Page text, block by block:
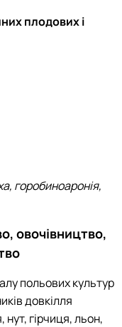
плодових і
горобиноаронія,
овочівництво,
польових культур
довкілля
гірчиця, льон,